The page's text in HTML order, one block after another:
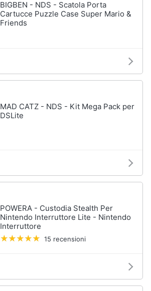
BIGBEN - NDS - Scatola Porta
Cartucce Puzzle Case Super Mario &
Friends
MAD CATZ - NDS - Kit Mega Pack per
DSLite
POWERA - Custodia Stealth Per
Nintendo Interruttore Lite - Nintendo
Interruttore
15 recensioni